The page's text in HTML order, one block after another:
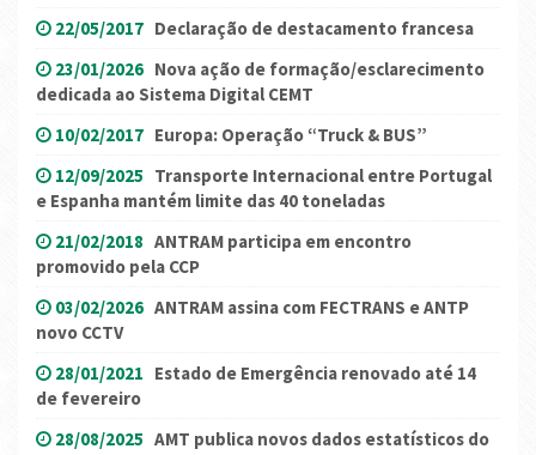
22/05/2017 Declaração de destacamento francesa
23/01/2026 Nova ação de formação/esclarecimento
dedicada ao Sistema Digital CEMT
10/02/2017 Europa: Operação “Truck & BUS”
12/09/2025 Transporte Internacional entre Portugal
e Espanha mantém limite das 40 toneladas
21/02/2018 ANTRAM participa em encontro
promovido pela CCP
03/02/2026 ANTRAM assina com FECTRANS e ANTP
novo CCTV
28/01/2021 Estado de Emergência renovado até 14
de fevereiro
28/08/2025 AMT publica novos dados estatísticos do